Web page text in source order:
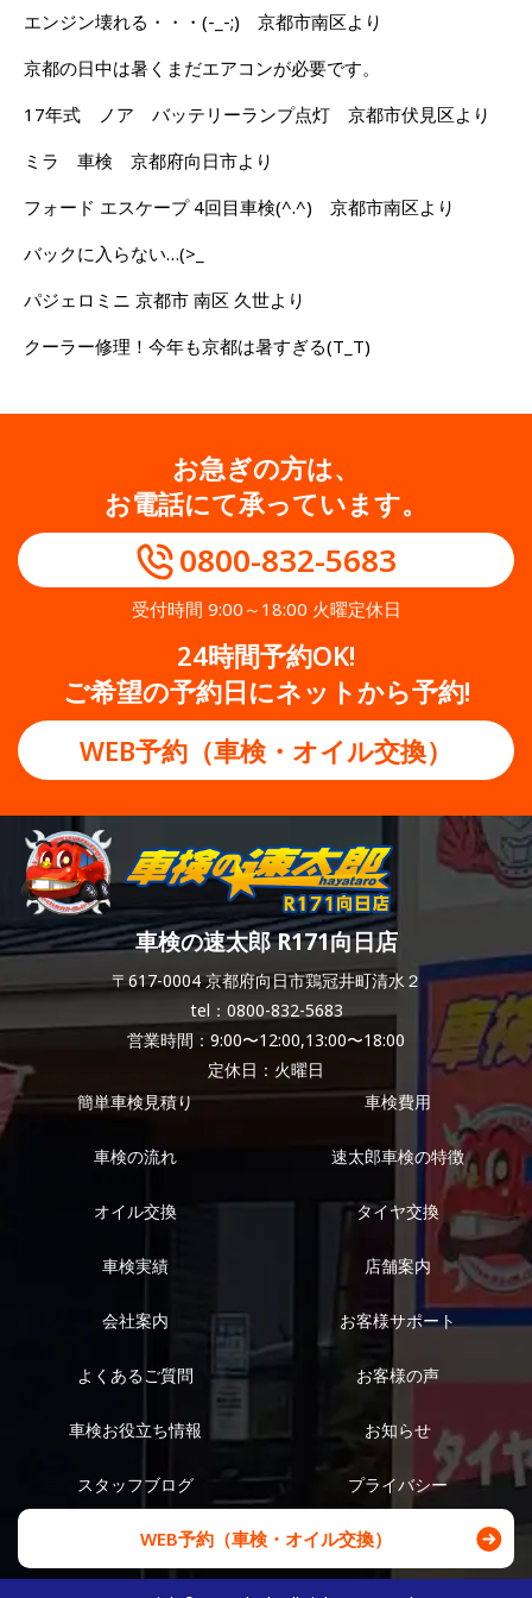
エンジン壊れる・・・(-_-;) 京都市南区より
京都の日中は暑くまだエアコンが必要です。
17年式 ノア バッテリーランプ点灯 京都市伏見区より
ミラ 車検 京都府向日市より
フォード エスケープ 4回目車検(^.^) 京都市南区より
バックに入らない…(>_
パジェロミニ 京都市 南区 久世より
クーラー修理！今年も京都は暑すぎる(T_T)
お急ぎの方は、
お電話にて承っています。
0800-832-5683
受付時間 9:00～18:00 火曜定休日
24時間予約OK!
ご希望の予約日にネットから予約!
WEB予約（車検・オイル交換）
車検の速太郎 R171向日店
〒617-0004 京都府向日市鶏冠井町清水２
tel：0800-832-5683
営業時間：9:00〜12:00,13:00〜18:00
定休日：火曜日
簡単車検見積り
車検費用
車検の流れ 速太郎車検の特徴
オイル交換 タイヤ交換
車検実績 店舗案内
会社案内 お客様サポート
よくあるご質問 お客様の声
車検お役立ち情報 お知らせ
スタッフブログ プライバシー
WEB予約（車検・オイル交換）